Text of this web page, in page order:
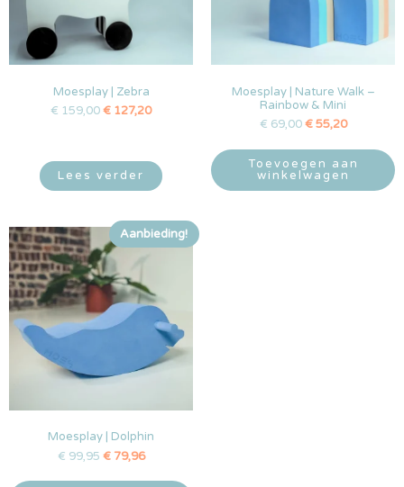
Moesplay | Zebra
€ 159,00€ 127,20
Lees verder
Moesplay | Nature Walk –
Rainbow & Mini
€ 69,00 €55,20
Toevoegen aan
winkelwagen
Aanbieding!
Moesplay | Dolphin
€ 99,95 €79,96